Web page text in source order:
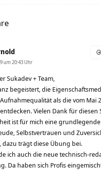
um 20:43 Uhr
Sukadev + Team,
begeistert, die
als die vom Mai
Vielen Dank für diesen
ist für mich eine
Selbstvertrauen und
dazu trägt diese Übung bei.
ich auch die neue technisch-
Da haben sich Profis